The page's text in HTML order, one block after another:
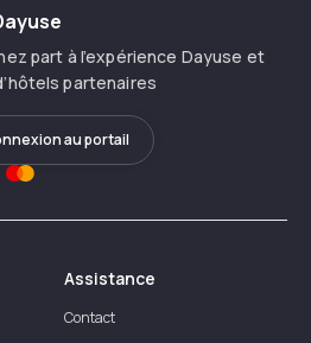
part à l’expérience Dayuse et
partenaires
au portail
Assistance
Contact